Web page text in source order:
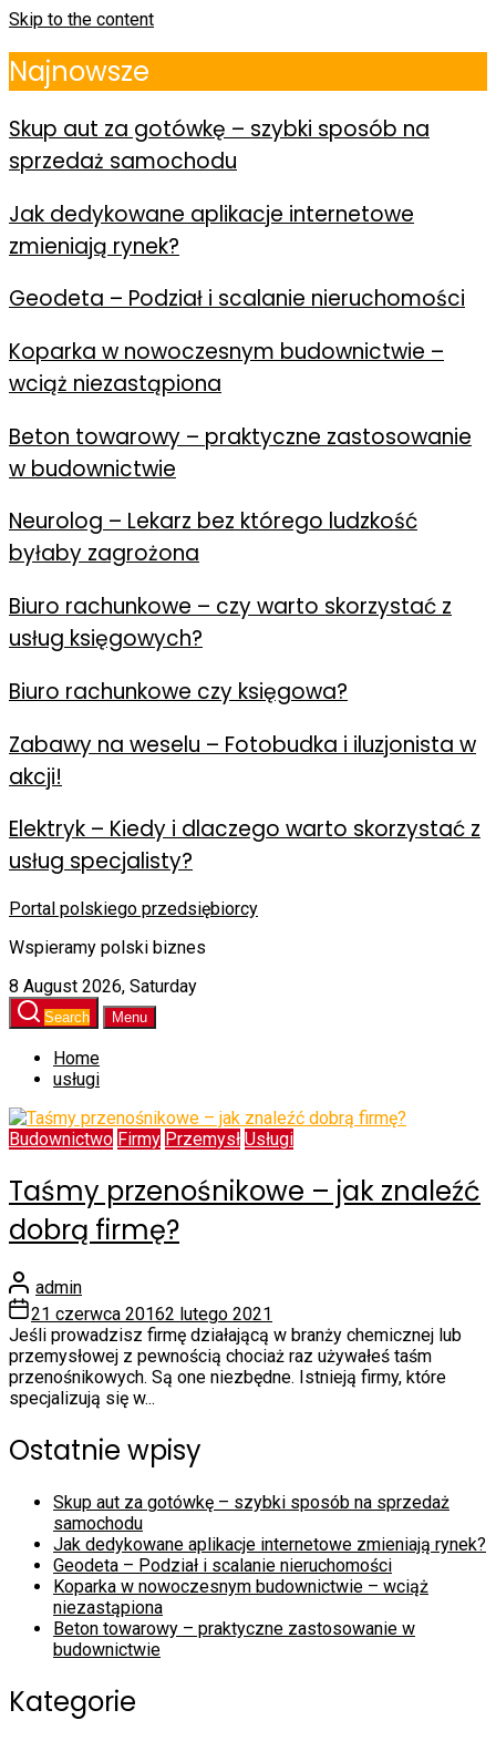
Skip to the content
Najnowsze
Skup aut za gotówkę – szybki sposób na
sprzedaż samochodu
Jak dedykowane aplikacje internetowe
zmieniają rynek?
Geodeta – Podział i scalanie nieruchomości
Koparka w nowoczesnym budownictwie –
wciąż niezastąpiona
Beton towarowy – praktyczne zastosowanie
w budownictwie
Neurolog – Lekarz bez którego ludzkość
byłaby zagrożona
Biuro rachunkowe – czy warto skorzystać z
usług księgowych?
Biuro rachunkowe czy księgowa?
Zabawy na weselu – Fotobudka i iluzjonista w
akcji!
Elektryk – Kiedy i dlaczego warto skorzystać z
usług specjalisty?
Portal polskiego przedsiębiorcy
Wspieramy polski biznes
8 August 2026, Saturday
Search Menu
Home
usługi
Budownictwo Firmy Przemysł Usługi
Taśmy przenośnikowe – jak znaleźć
dobrą firmę?
admin
21 czerwca 20162 lutego 2021
Jeśli prowadzisz firmę działającą w branży chemicznej lub
przemysłowej z pewnością chociaż raz używałeś taśm
przenośnikowych. Są one niezbędne. Istnieją firmy, które
specjalizują się w...
Ostatnie wpisy
Skup aut za gotówkę – szybki sposób na sprzedaż
samochodu
Jak dedykowane aplikacje internetowe zmieniają rynek?
Geodeta – Podział i scalanie nieruchomości
Koparka w nowoczesnym budownictwie – wciąż
niezastąpiona
Beton towarowy – praktyczne zastosowanie w
budownictwie
Kategorie